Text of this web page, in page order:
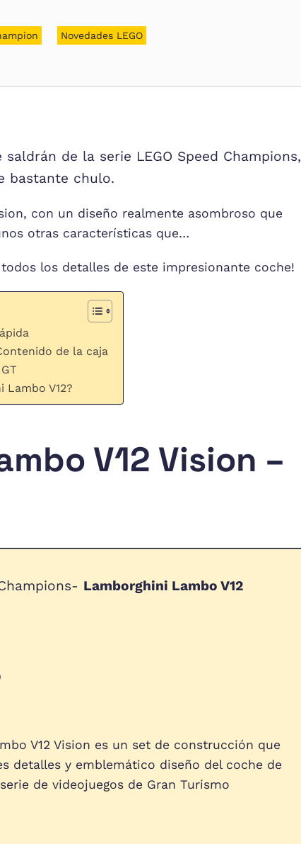
Novedades LEGO
de la serie LEGO Speed Champions,
bastante chulo.
con un diseño realmente asombroso que
otras características que…
los detalles de este impresionante coche!
de la caja
Lambo V12?
V12 Vision –
Lamborghini Lambo V12
V12 Vision es un set de construcción que
detalles y emblemático diseño del coche de
de videojuegos de Gran Turismo